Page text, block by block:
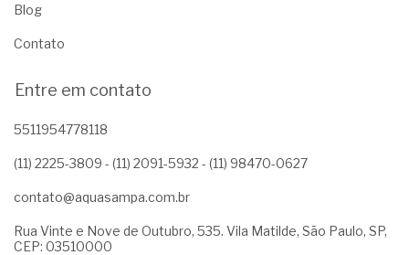
Blog
Contato
Entre em contato
5511954778118
(11) 2225-3809 - (11) 2091-5932 - (11) 98470-0627
contato@aquasampa.com.br
Rua Vinte e Nove de Outubro, 535. Vila Matilde, São Paulo, SP,
CEP: 03510000